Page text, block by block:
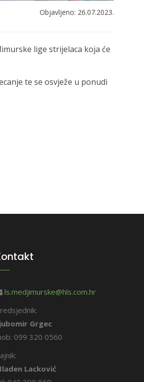
Objavljeno: 26.07.2023.
lige strijelaca koja će
te se osvježe u ponudi
ls.medjimurske@hls.com.hr
Grgec
099 320 0560
Lacković